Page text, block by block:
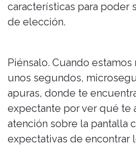
características para poder
de elección.
Piénsalo. Cuando estamos
unos segundos,
apuras, donde te
expectante por ver qué te
atención sobre la pantalla
expectativas de encontrar